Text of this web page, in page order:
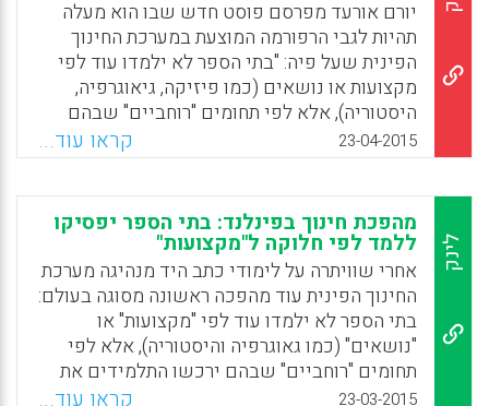
יורם אורעד מפרסם פוסט חדש שבו הוא מעלה
תהיות לגבי הרפורמה המוצעת במערכת החינוך
הפינית שעל פיה: "בתי הספר לא ילמדו עוד לפי
מקצועות או נושאים (כמו פיזיקה, גיאוגרפיה,
היסטוריה), אלא לפי תחומים "רוחביים" שבהם
ירכשו התלמידים את הכישורים הדרושים להם
לעולם העבודה…הלימוד בדרך זו הוא ללא ספק
מרענן ומושך אך קשה להתעלם מאלמנט מטריד
– נטישת הלמידה על פי תחומי הדעת, למידה
שמשמעותה הבנת תחומי הדעת ברמה כללית
ויסודית יותר מאשר למידת תכני תחומי הדעת
עצמם בלבד" (יורם אורעד).
WhatsApp
Facebook
Email
X
23-04-2015 קראו עוד...
לינק
מהפכת חינוך בפינלנד: בתי הספר יפסיקו
ללמד לפי חלוקה ל"מקצועות"
אחרי שוויתרה על לימודי כתב היד מנהיגה מערכת
החינוך הפינית עוד מהפכה ראשונה מסוגה בעולם:
בתי הספר לא ילמדו עוד לפי "מקצועות" או
"נושאים" (כמו גאוגרפיה והיסטוריה), אלא לפי
תחומים "רוחביים" שבהם ירכשו התלמידים את
שלל הכישורים הדרושים להם לעולם
23-03-2015 קראו עוד...